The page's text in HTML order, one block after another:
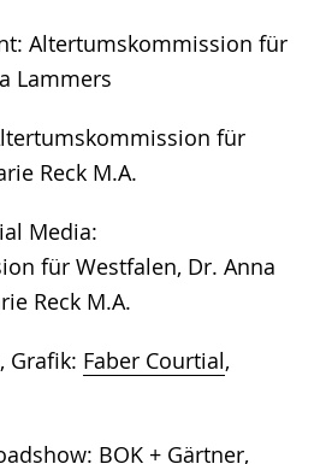
Altertumskommission für
Lammers
für
Reck M.A.
Media:
für Westfalen, Dr. Anna
Reck M.A.
Grafik: Faber Courtial,
BOK + Gärtner,